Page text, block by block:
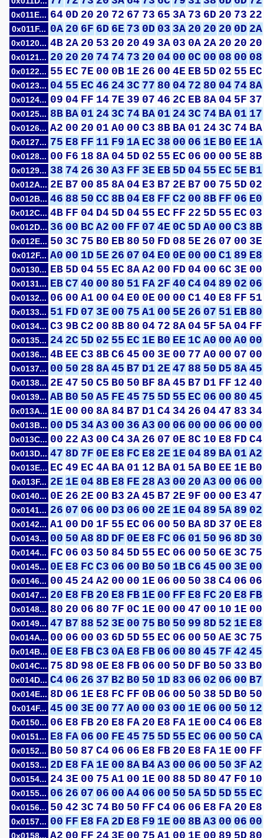
0x011E... 64 0D 20 20 72 67 73 65 3A 73 6D 20 73 22
0x011F... 0A 20 6F 6D 6E 73 0D 03 3A 20 20 20 0D 2A
0x0120... 4B 2A 20 53 20 20 49 3A 03 0A 2A 20 20 20
0x0121... 20 20 20 74 74 73 20 04 00 0C 00 08 00 08
0x0122... 55 EC 7E 00 0B 1E 26 00 4E EB 5D 02 55 EC
0x0123... 04 55 EC 46 24 3C 77 80 04 72 80 04 74 8A
0x0124... 09 04 FF 14 7E 39 07 46 2C EB 8A 04 5F 37
0x0125... 8B BA 01 24 3C 74 BA 01 24 3C 74 BA 01 17
0x0126... A2 00 20 01 A0 00 C3 8B BA 01 24 3C 74 BA
0x0127... 75 E8 FF 11 F9 1A EC 38 00 06 1E B0 EE 1A
0x0128... 00 F6 18 8A 04 5D 02 55 EC 06 00 00 5E 8B
0x0129... 38 74 26 30 A3 FF 3E EB 5D 04 55 EC 5E B1
0x012A... 2E B7 00 85 8A 04 E3 B7 2E B7 00 75 5D 02
0x012B... 46 88 50 CC 8B 04 E8 FF C2 00 8B FF 06 E0
0x012C... 4B FF 04 D4 5D 04 55 EC FF 22 5D 55 EC 03
0x012D... 36 00 BC A2 00 FF 07 4E 0C 5D A0 00 C3 8B
0x012E... 50 3C 75 B0 EB 80 50 FD 08 5E 26 07 00 3E
0x012F... A0 00 1D 5E 26 07 04 E0 0E 00 00 C1 89 E8
0x0130... EB 5D 04 55 EC 8A A2 00 FD 04 00 6C 3E 00
0x0131... EB C7 40 00 80 51 FA 2F 40 C4 04 89 02 06
0x0132... 06 00 A1 00 04 E0 0E 00 00 C1 40 E8 FF 51
0x0133... 51 FD 07 3E 00 75 A1 00 5E 26 07 51 EB 80
0x0134... C3 9B C2 00 8B 80 04 72 8A 04 5F 5A 04 FF
0x0135... 24 2C 5D 02 55 EC 1E B0 EE 1C A0 00 A0 00
0x0136... 4B EE C3 8B C6 45 00 3E 00 77 A0 00 07 00
0x0137... 00 50 28 8A 45 B7 D1 2E 47 88 50 D5 8A 45
0x0138... 2E 47 50 C5 B0 50 BF 8A 45 B7 D1 FF 12 40
0x0139... AB B0 50 A5 FE 45 75 5D 55 EC 06 00 80 45
0x013A... 1E 00 00 8A 84 B7 D1 C4 34 26 04 47 83 34
0x013B... 00 D5 34 A3 00 36 A3 00 06 00 00 06 00 00
0x013C... 00 22 A3 00 C4 3A 26 07 0E 8C 10 E8 FD C4
0x013D... 47 8D 7F 0E E8 FC E8 2E 1E 04 89 BA 01 A2
0x013E... EC 49 EC 4A BA 01 12 BA 01 5A B0 EE 1E B0
0x013F... 2E 1E 04 8B E8 FE 28 A3 00 20 A3 00 06 00
0x0140... 0E 26 2E 00 B3 2A 45 B7 2E 9F 00 00 E3 47
0x0141... 26 07 06 00 D3 06 00 2E 1E 04 89 5A 89 02
0x0142... A1 00 D0 1F 55 EC 06 00 50 BA 8D 37 0E E8
0x0143... 00 50 A8 8D DF 0E E8 FC 06 01 50 96 8D 30
0x0144... FC 06 03 50 84 5D 55 EC 06 00 50 6E 3C 75
0x0145... 0E E8 FC C3 06 00 B0 50 1B C6 45 00 3E 00
0x0146... 00 45 24 A2 00 00 1E 06 00 50 38 C4 06 06
0x0147... 20 E8 FB 20 E8 FB 1E 00 FF E8 FC 20 E8 FB
0x0148... 80 20 06 80 7F 0C 1E 00 00 47 00 10 1E 00
0x0149... 47 B7 88 52 3E 00 75 B0 50 99 8D 52 1E E8
0x014A... 00 06 00 03 6D 5D 55 EC 06 00 50 AE 3C 75
0x014B... 0E E8 FB C3 0A E8 FB 06 00 80 45 7F 42 45
0x014C... 75 8D 98 0E E8 FB 06 00 50 DF B0 50 33 B0
0x014D... C4 06 26 37 B2 B0 50 1D 83 06 02 06 00 B7
0x014E... 8D 06 1E E8 FC FF 0B 06 00 50 38 5D B0 50
0x014F... 45 00 3E 00 77 A0 00 03 00 1E 06 00 50 12
0x0150... 06 E8 FB 20 E8 FA 20 E8 FA 1E 00 C4 06 E8
0x0151... E8 FA 06 00 FE 45 75 5D 55 EC 06 00 50 CA
0x0152... B0 50 87 C4 06 06 E8 FB 20 E8 FA 1E 00 FF
0x0153... 2D E8 FA 1E 00 8A B4 A3 00 06 00 50 3F A2
0x0154... 24 3E 00 75 A1 00 1E 00 88 5D 80 47 F0 10
0x0155... 06 26 07 06 00 A4 06 00 50 5A 5D 5D 55 EC
0x0156... 50 42 3C 74 B0 50 FF C4 06 06 E8 FA 20 E8
0x0157... 00 FF E8 FA 2D E8 F9 1E 00 8B A3 00 06 00
0x0158... A2 00 FF 24 3E 00 75 A1 00 1E 00 89 5D 80